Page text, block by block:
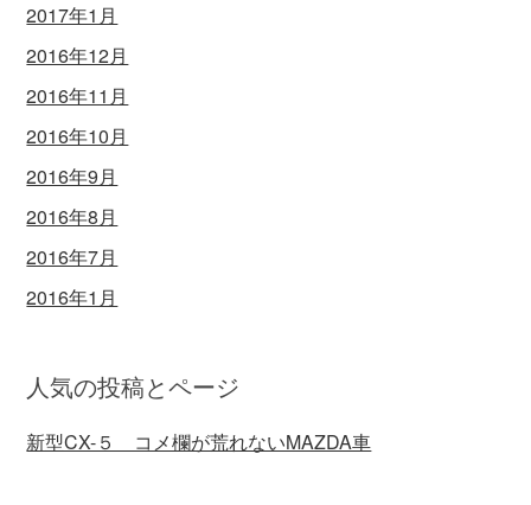
2017年1月
2016年12月
2016年11月
2016年10月
2016年9月
2016年8月
2016年7月
2016年1月
人気の投稿とページ
新型CX-５ コメ欄が荒れないMAZDA車